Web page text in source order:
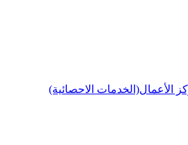
الأعمال(الخدمات الاحصائية)